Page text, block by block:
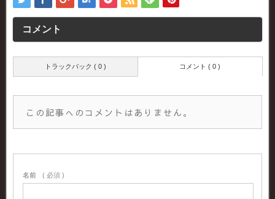
コメント
トラックバック ( 0 ) コメント ( 0 )
この記事へのコメントはありません。
名前 ( 必須 )